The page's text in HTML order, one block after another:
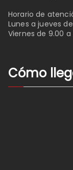
Horario de
Lunes a jueves
Viernes de 9.00 a
Cómo